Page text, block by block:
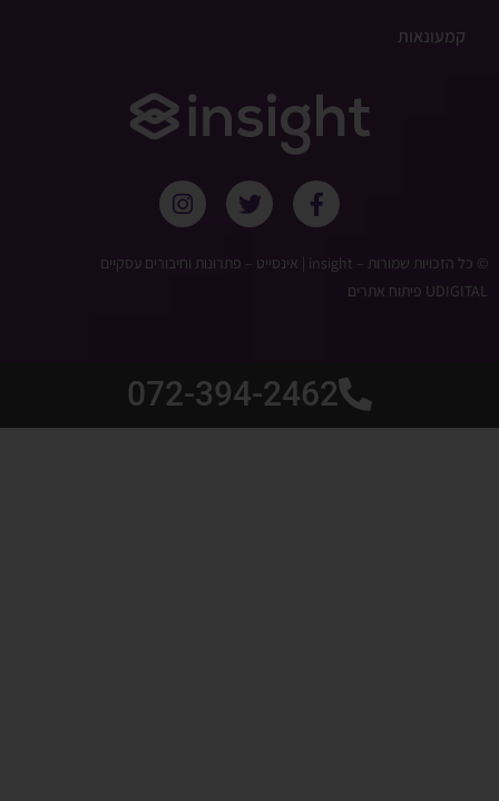
קמעונאות
© כל הזכויות שמורות – ‫insight | אינסייט – פתרונות וחיבורים עסקיים
UDIGITAL פיתוח אתרים
072-394-2462